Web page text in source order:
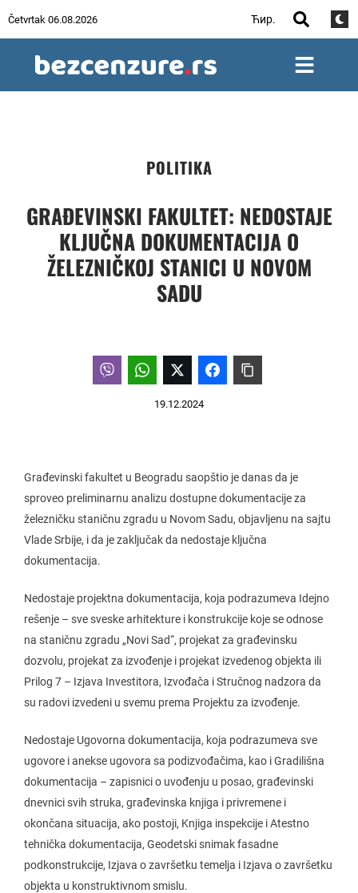
Četvrtak 06.08.2026 Ћир.
POLITIKA
GRAĐEVINSKI FAKULTET: NEDOSTAJE
KLJUČNA DOKUMENTACIJA O
ŽELEZNIČKOJ STANICI U NOVOM
SADU
19.12.2024
Građevinski fakultet u Beogradu saopštio je danas da je
sproveo preliminarnu analizu dostupne dokumentacije za
železničku staničnu zgradu u Novom Sadu, objavljenu na sajtu
Vlade Srbije, i da je zaključak da nedostaje ključna
dokumentacija.
Nedostaje projektna dokumentacija, koja podrazumeva Idejno
rešenje – sve sveske arhitekture i konstrukcije koje se odnose
na staničnu zgradu „Novi Sad“, projekat za građevinsku
dozvolu, projekat za izvođenje i projekat izvedenog objekta ili
Prilog 7 – Izjava Investitora, Izvođača i Stručnog nadzora da
su radovi izvedeni u svemu prema Projektu za izvođenje.
Nedostaje Ugovorna dokumentacija, koja podrazumeva sve
ugovore i anekse ugovora sa podizvođačima, kao i Gradilišna
dokumentacija – zapisnici o uvođenju u posao, građevinski
dnevnici svih struka, građevinska knjiga i privremene i
okončana situacija, ako postoji, Knjiga inspekcije i Atestno
tehnička dokumentacija, Geodetski snimak fasadne
podkonstrukcije, Izjava o završetku temelja i Izjava o završetku
objekta u konstruktivnom smislu.